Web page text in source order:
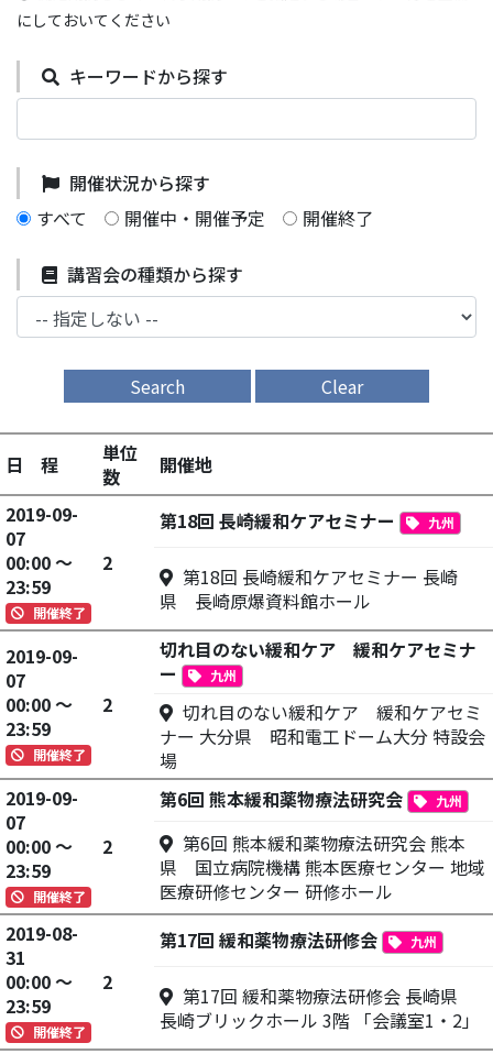
にしておいてください
キーワードから探す
開催状況から探す
すべて
開催中・開催予定 開催終了
講習会の種類から探す
Search Clear
日 程
単位
数
開催地
2019-09-
07
00:00 ～
23:59
開催終了
2
第18回 長崎緩和ケアセミナー 九州
第18回 長崎緩和ケアセミナー 長崎
県 長崎原爆資料館ホール
2019-09-
07
00:00 ～
23:59
開催終了
2
切れ目のない緩和ケア 緩和ケアセミナ
ー
九州
切れ目のない緩和ケア 緩和ケアセミ
ナー 大分県 昭和電工ドーム大分 特設会
場
2019-09-
07
00:00 ～
23:59
開催終了
2
第6回 熊本緩和薬物療法研究会 九州
第6回 熊本緩和薬物療法研究会 熊本
県 国立病院機構 熊本医療センター 地域
医療研修センター 研修ホール
2019-08-
31
00:00 ～
23:59
開催終了
2
第17回 緩和薬物療法研修会 九州
第17回 緩和薬物療法研修会 長崎県
長崎ブリックホール 3階 「会議室1・2」